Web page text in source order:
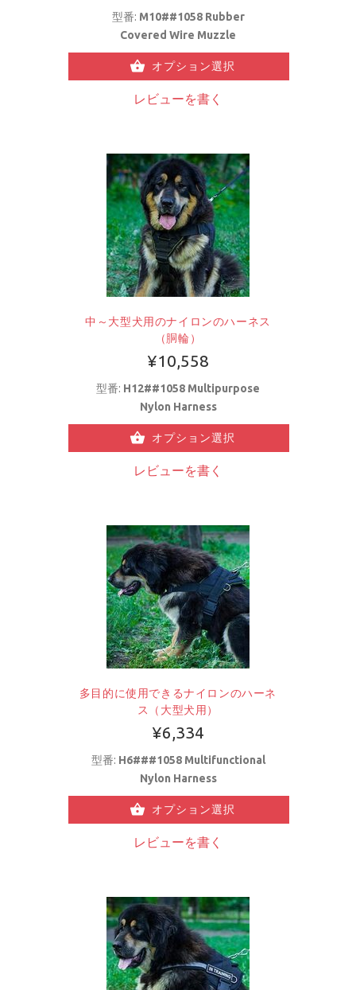
型番: M10##1058 Rubber
Covered Wire Muzzle
オプション選択
レビューを書く
中～大型犬用のナイロンのハーネス
（胴輪）
¥10,558
型番: H12##1058 Multipurpose
Nylon Harness
オプション選択
レビューを書く
多目的に使用できるナイロンのハーネ
ス（大型犬用）
¥6,334
型番: H6###1058 Multifunctional
Nylon Harness
オプション選択
レビューを書く